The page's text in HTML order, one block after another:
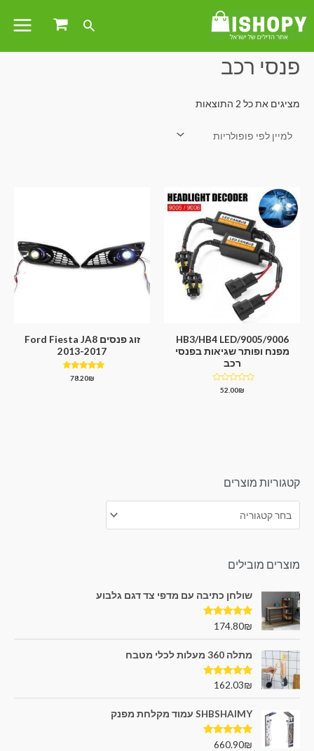
קטגוריות מוצרים
מוצרים מובילים
שולחן כתיבה עם מדפי צד דגם גלבוע
דורג5.00
174.80₪
מתלה 360 מעלות לכלי מטבח
דורג5.00
162.03₪
SHBSHAIMY עמוד מקלחת מפנק
דורג5.00
660.90₪
עמוד הבית/ מוצרים המתויגים “פנסי רכב”
פנסי רכב
מציגים את כל ⁦2⁩ התוצאות
9005/9006/HB3/HB4 LED
מפנח ופותר שגיאות בפנסי
רכב
דורג 52.00₪
זוג פנסים Ford Fiesta JA8
2013-2017
דורג
78.20₪